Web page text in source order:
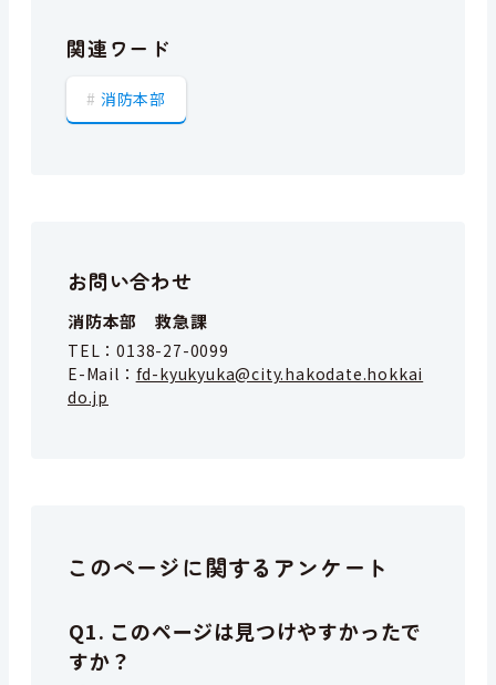
関連ワード
消防本部
お問い合わせ
消防本部 救急課
TEL：0138-27-0099
E-Mail： fd-kyukyuka@city.hakodate.hokkai
do.jp
このページに関するアンケート